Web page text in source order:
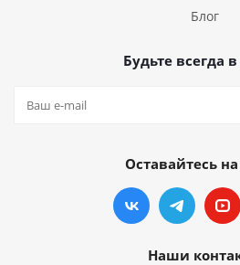
Блог
Будьте всегда
Оставайтесь
Наши